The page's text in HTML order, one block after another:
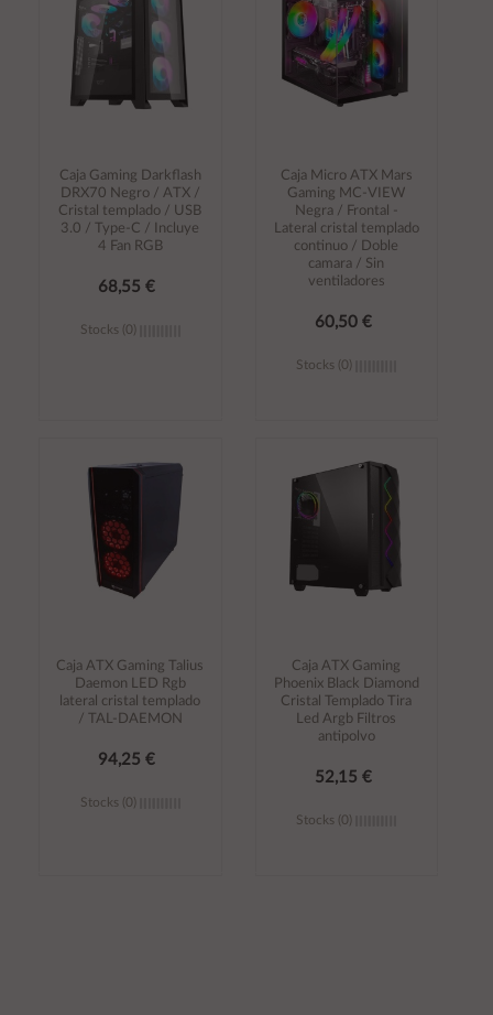
Caja Gaming Darkflash
DRX70 Negro / ATX /
Cristal templado / USB
3.0 / Type-C / Incluye
4 Fan RGB
68,55 €
Stocks (0)
carrito
Caja Micro ATX Mars
Gaming MC-VIEW
Negra / Frontal -
Lateral cristal templado
continuo / Doble
camara / Sin
ventiladores
60,50 €
Stocks (0)
carrito
Caja ATX Gaming Talius
Daemon LED Rgb
lateral cristal templado
/ TAL-DAEMON
94,25 €
Stocks (0)
Caja ATX Gaming
Phoenix Black Diamond
Cristal Templado Tira
Led Argb Filtros
antipolvo
52,15 €
Stocks (0)